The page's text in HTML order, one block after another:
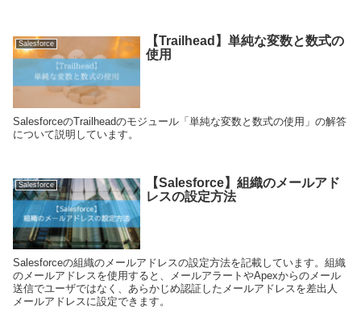
Salesforce
【Trailhead】単純な変数と数式の
使用
SalesforceのTrailheadのモジュール「単純な変数と数式の使用」の解答
について説明しています。
Salesforce
【Salesforce】組織のメールアド
レスの設定方法
Salesforceの組織のメールアドレスの設定方法を記載しています。組織
のメールアドレスを使用すると、メールアラートやApexからのメール
送信でユーザではなく、あらかじめ認証したメールアドレスを差出人
メールアドレスに設定できます。